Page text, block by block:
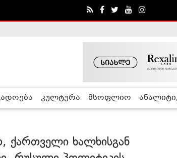
კულტურა მსოფლიო
ქართველი ხალხისგან